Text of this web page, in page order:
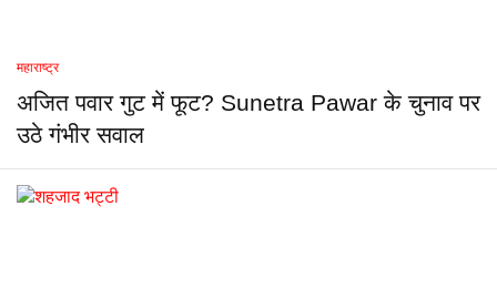
महाराष्ट्र
अजित पवार गुट में फूट? Sunetra Pawar के चुनाव पर
उठे गंभीर सवाल